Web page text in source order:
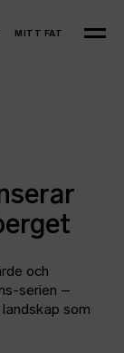
MITT FAT MENY
och
serien –
som